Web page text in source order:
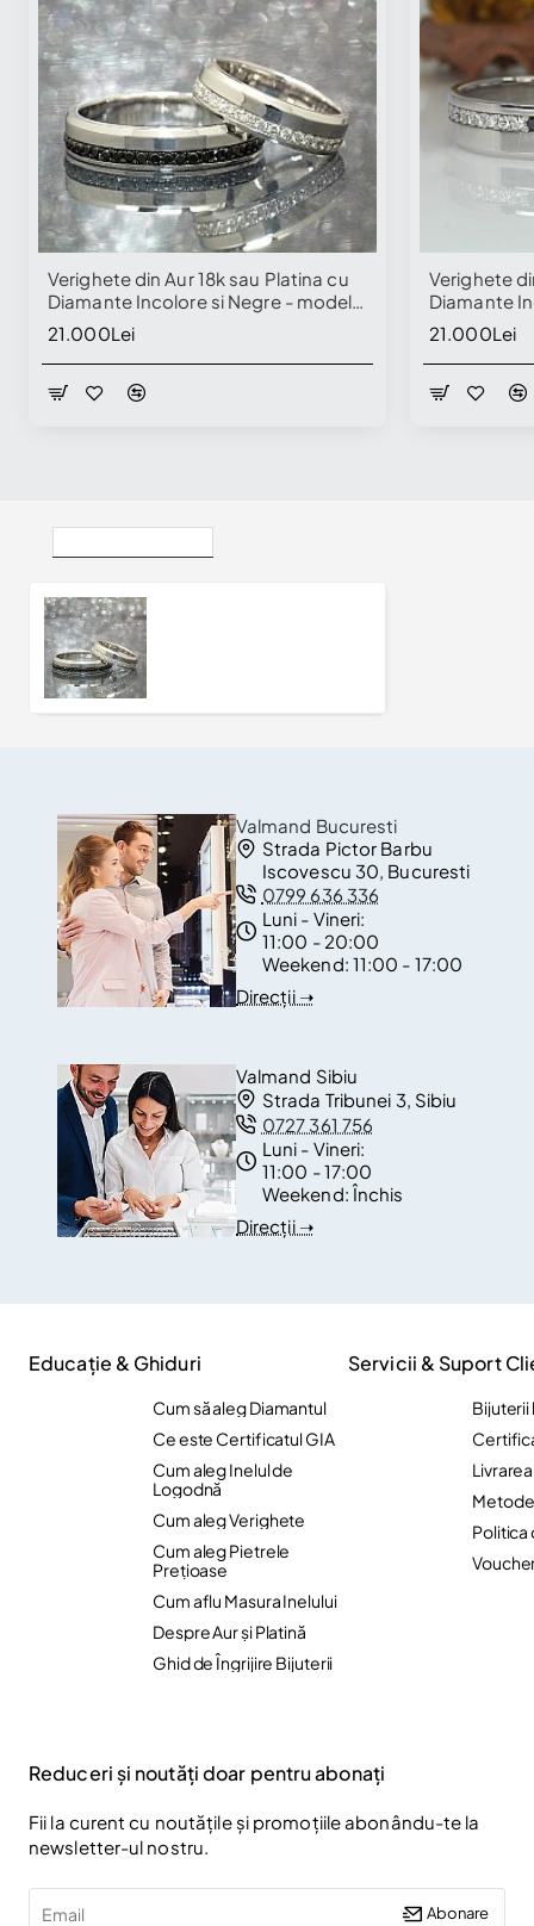
Verighete din Aur 18k sau Platina cu
Diamante Incolore si Negre - model
v138
21.000Lei
Verighete
Diamante
v1381
21.000Lei
Valmand Bucuresti
Strada Pictor Barbu
Iscovescu 30, Bucuresti
0799 636 336
Luni - Vineri:
11:00 - 20:00
Weekend: 11:00 - 17:00
Direcții ➝
Valmand Sibiu
Strada Tribunei 3, Sibiu
0727 361 756
Luni - Vineri:
11:00 - 17:00
Weekend:Închis
Direcții ➝
Educație & Ghiduri
Cum să aleg Diamantul
Ce este Certificatul GIA
Cum aleg Inelul de
Logodnă
Cum aleg Verighete
Cum aleg Pietrele
Preţioase
Cum aflu Masura Inelului
Despre Aur și Platină
Ghid de Îngrijire Bijuterii
Servicii & Suport
Bijuterii
Politica
Reduceri și noutăți doar pentru abonați
Fii la curent cu noutățile și promoțiile abonându-te la
newsletter-ul nostru.
Abonare